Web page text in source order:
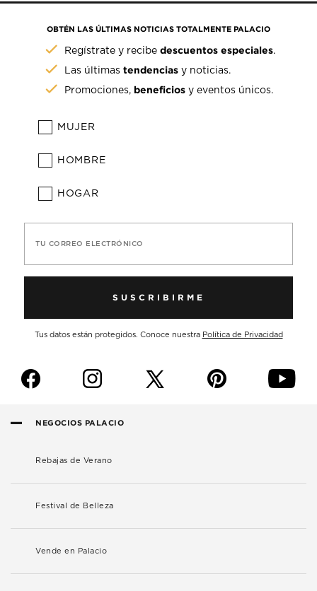
OBTÉN LAS ÚLTIMAS NOTICIAS TOTALMENTE PALACIO
Regístrate y recibedescuentos especiales.
Las últimastendencias y noticias.
Promociones, beneficios y eventos únicos.
MUJER
HOMBRE
HOGAR
TU CORREO ELECTRÓNICO
SUSCRIBIRME
Tus datos están protegidos. Conoce nuestra Política de Privacidad
f i p y
NEGOCIOS PALACIO
Rebajas de Verano
Festival de Belleza
Vende en Palacio